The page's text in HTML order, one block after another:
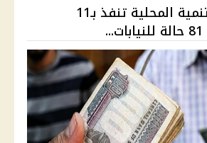
قرارات وزيرة التنمية المحلية تنفذ بـ11